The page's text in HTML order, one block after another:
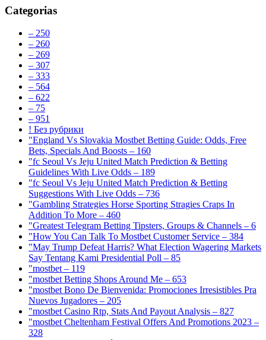
Categorias
– 250
– 260
– 269
– 307
– 333
– 564
– 622
– 75
– 951
! Без рубрики
"England Vs Slovakia Mostbet Betting Guide: Odds, Free
Bets, Specials And Boosts – 160
"fc Seoul Vs Jeju United Match Prediction & Betting
Guidelines With Live Odds – 189
"fc Seoul Vs Jeju United Match Prediction & Betting
Suggestions With Live Odds – 736
"Gambling Strategies Horse Sporting Stragies Craps In
Addition To More – 460
"Greatest Telegram Betting Tipsters, Groups & Channels – 6
"How You Can Talk To Mostbet Customer Service – 384
"May Trump Defeat Harris? What Election Wagering Markets
Say Tentang Kami Presidential Poll – 85
"mostbet – 119
"mostbet Betting Shops Around Me – 653
"mostbet Bono De Bienvenida: Promociones Irresistibles Pra
Nuevos Jugadores – 205
"mostbet Casino Rtp, Stats And Payout Analysis – 827
"mostbet Cheltenham Festival Offers And Promotions 2023 –
328